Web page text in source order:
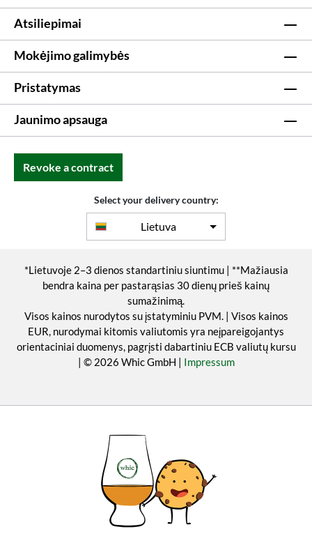
Atsiliepimai
Mokėjimo galimybės
Pristatymas
Jaunimo apsauga
Revoke a contract
Select your delivery country:
Lietuva
*Lietuvoje 2–3 dienos standartiniu siuntimu | **Mažiausia
bendra kaina per pastarąsias 30 dienų prieš kainų
sumažinimą.
Visos kainos nurodytos su įstatyminiu PVM. | Visos kainos
EUR, nurodymai kitomis valiutomis yra neįpareigojantys
orientaciniai duomenys, pagrįsti dabartiniu ECB valiutų kursu
| © 2026 Whic GmbH | Impressum